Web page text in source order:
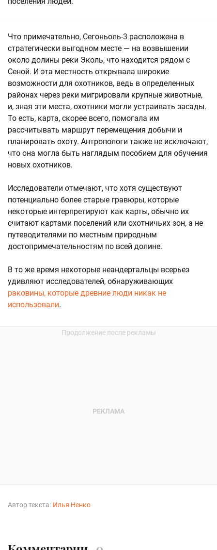
Что примечательно, Сегоньоль-3 расположена в
стратегически выгодном месте — на возвышении
около долины реки Эколь, что находится рядом с
Сеной. И эта местность открывала широкие
возможности для охотников, ведь в определенных
районах через реки мигрировали крупные животные,
и, зная эти места, охотники могли устраивать засады.
То есть, карта, скорее всего, помогала им
рассчитывать маршрут перемещения добычи и
планировать охоту. Антропологи также не исключают,
что она могла быть наглядым пособием для обучения
новых охотников.
Исследователи отмечают, что хотя существуют
потенциально более старые гравюры, которые
некоторые интерпретируют как карты, обычно их
считают картами поселений или охотничьих зон, а не
путеводителями по местным природным
достопримечательностям по всей долине.
В то же время некоторые неандертальцы всерьез
удивляют исследователей, обнаруживающих
раковины, которые древние люди никак не
использовали.
Автор текста: Илья Ненко